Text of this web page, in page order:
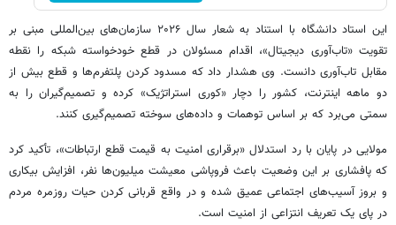
این استاد دانشگاه با استناد به شعار سال ۲۰۲۶ سازمان‌های بین‌المللی مبنی بر
تقویت «تاب‌آوری دیجیتال»، اقدام مسئولان در قطع خودخواسته شبکه را نقطه
مقابل تاب‌آوری دانست. وی هشدار داد که مسدود کردن پلتفرم‌ها و قطع بیش از
دو ماهه اینترنت، کشور را دچار «کوری استراتژیک» کرده و تصمیم‌گیران را به
سمتی می‌برد که بر اساس توهمات و داده‌های سوخته تصمیم‌گیری کنند.
مولایی در پایان با رد استدلال «برقراری امنیت به قیمت قطع ارتباطات»، تأکید کرد
که پافشاری بر این وضعیت باعث فروپاشی معیشت میلیون‌ها نفر، افزایش بیکاری
و بروز آسیب‌های اجتماعی عمیق شده و در واقع قربانی کردن حیات روزمره مردم
در پای یک تعریف انتزاعی از امنیت است.